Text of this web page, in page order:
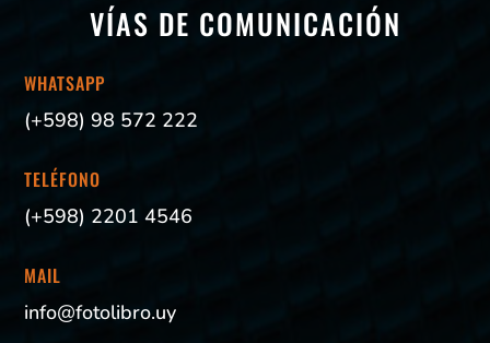
VÍAS DE COMUNICACIÓN
WHATSAPP
(+598) 98 572 222
TELÉFONO
(+598) 2201 4546
MAIL
info@fotolibro.uy